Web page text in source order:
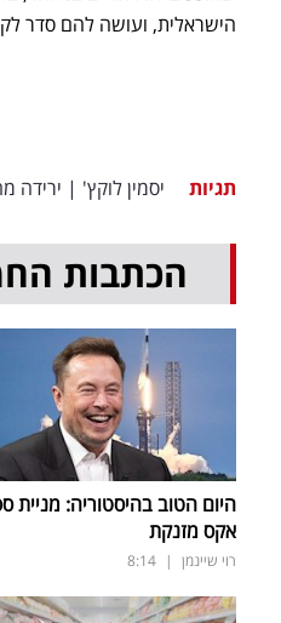
הישראלית, ועושה להם סדר
תגיות יסמין לוקץ' | ירידה
הכתבות
היום הטוב בהיסטוריה: מניית
אקס מזנקת
רוי שיינמן |
8:14